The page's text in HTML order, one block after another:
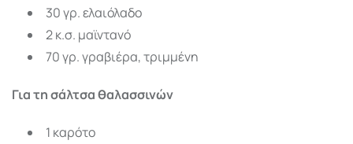
30 γρ. ελαιόλαδο
2 κ.σ. μαϊντανό
70 γρ. γραβιέρα, τριμμένη
Για τη σάλτσα θαλασσινών
1 καρότο